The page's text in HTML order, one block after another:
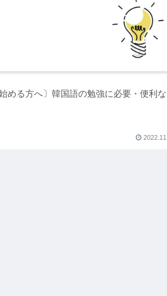
始める方へ〕韓国語の勉強に必要・便利